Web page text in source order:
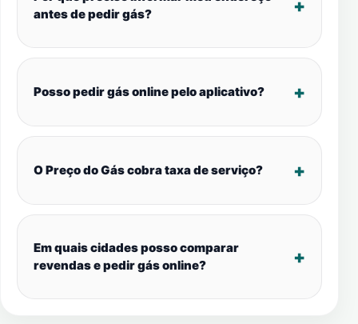
antes de pedir gás?
Posso pedir gás online pelo aplicativo?
O Preço do Gás cobra taxa de serviço?
Em quais cidades posso comparar
revendas e pedir gás online?